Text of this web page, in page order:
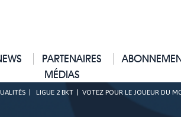
PARTENAIRES
MÉDIAS
LIGUE 2 BKT VOTEZ POUR LE JOUEUR DU